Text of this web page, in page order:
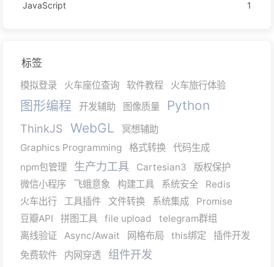
JavaScript
1
标签
模拟登录 火车座位查询 软件教程 火车旅行体验
图形编程 开发辅助 图像质量 Python
ThinkJS WebGL
冥想辅助
Graphics Programming
格式转换
代码生成
npm包管理
生产力工具 Cartesian3
版权保护
微信小程序
飞蛾意象 构建工具 系统安全
Redis
火车出行
工具插件 文件转换 系统集成
Promise
豆瓣API
拼图工具 file upload
telegram群组
离线验证
Async/Await 网格布局 this绑定
插件开发
免费软件
内网穿透 组件开发